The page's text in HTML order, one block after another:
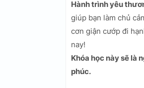
Hành trình yêu
giúp bạn làm chủ
cơn giận cướp đi
nay!
Khóa học này sẽ là
phúc.